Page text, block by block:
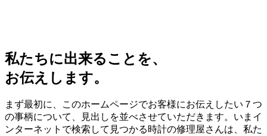
私たちに出来ることを、
お伝えします。
まず最初に、このホームページでお客様にお伝えしたい７つ
の事柄について、見出しを並べさせていただきます。いまイ
ンターネットで検索して見つかる時計の修理屋さんは、私た